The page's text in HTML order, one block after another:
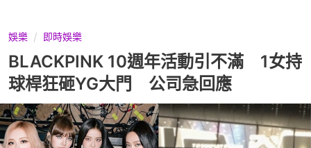
娛樂 即時娛樂
BLACKPINK 10週年活動引不滿 1女持
球桿狂砸YG大門 公司急回應